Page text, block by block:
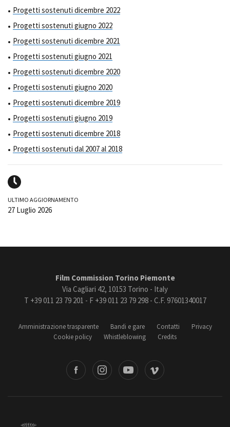
Progetti sostenuti dicembre 2022
Progetti sostenuti giugno 2022
Progetti sostenuti dicembre 2021
Progetti sostenuti giugno 2021
Progetti sostenuti dicembre 2020
Progetti sostenuti giugno 2020
Progetti sostenuti dicembre 2019
Progetti sostenuti giugno 2019
Progetti sostenuti dicembre 2018
Progetti sostenuti dal 2007 al 2018
ULTIMO AGGIORNAMENTO
27 Luglio 2026
Film Commission Torino Piemonte
Via Cagliari 42, 10153 Torino - Italy
T +39 011 23 79 201 - F +39 011 23 79 298 - C.F. 97601340017
Amministrazione trasparente Bandi e gare Contatti
Privacy
Cookie policy
Whistleblowing Credits
Vimeo